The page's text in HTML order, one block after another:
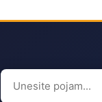
Search
for: